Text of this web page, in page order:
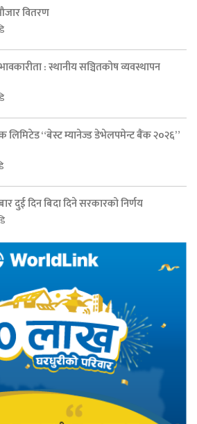
वितरण
: स्थानीय सञ्चितकोष व्यवस्थापन
लिमिटेड “बेस्ट म्यानेज्ड डेभेलपमेन्ट बैंक २०२६”
दुई दिन बिदा दिने सरकारको निर्णय